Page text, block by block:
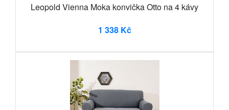
Leopold Vienna Moka konvička Otto na 4 kávy
1 338 Kč